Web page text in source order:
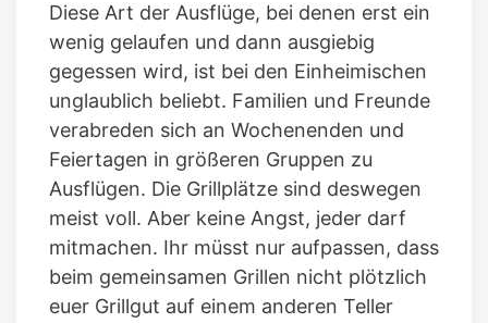
Diese Art der Ausflüge, bei denen erst ein
wenig gelaufen und dann ausgiebig
gegessen wird, ist bei den Einheimischen
unglaublich beliebt. Familien und Freunde
verabreden sich an Wochenenden und
Feiertagen in größeren Gruppen zu
Ausflügen. Die Grillplätze sind deswegen
meist voll. Aber keine Angst, jeder darf
mitmachen. Ihr müsst nur aufpassen, dass
beim gemeinsamen Grillen nicht plötzlich
euer Grillgut auf einem anderen Teller